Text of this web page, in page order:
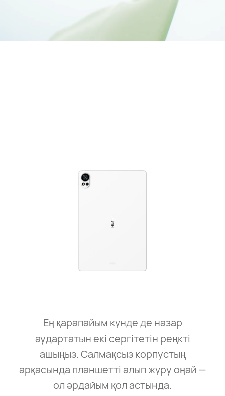
Ең қарапайым күнде де назар
аудартатын екі сергітетін реңкті
ашыңыз. Салмақсыз корпустың
арқасында планшетті алып жүру оңай —
ол әрдайым қол астында.